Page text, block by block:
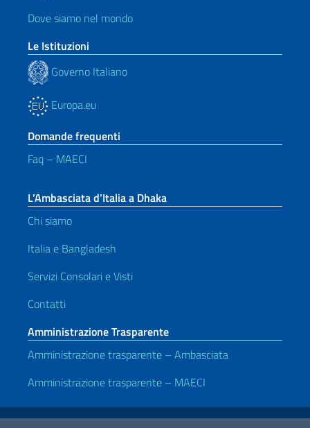
Dove siamo nel mondo
Le Istituzioni
Governo Italiano
Europa.eu
Domande frequenti
Faq – MAECI
L’Ambasciata d’Italia a Dhaka
Chi siamo
Italia e Bangladesh
Servizi Consolari e Visti
Contatti
Amministrazione Trasparente
Amministrazione trasparente – Ambasciata
Amministrazione trasparente – MAECI
Link Utili